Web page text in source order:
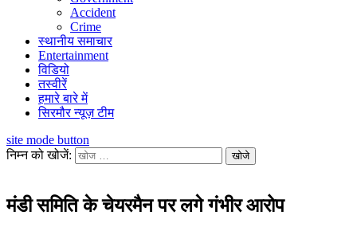
Accident
Crime
स्थानीय समाचार
Entertainment
विडियो
तस्वीरें
हमारे बारे में
सिरमौर न्यूज़ टीम
site mode button
निम्न को खोजें:
मंडी समिति के चेयरमैन पर लगे गंभीर आरोप